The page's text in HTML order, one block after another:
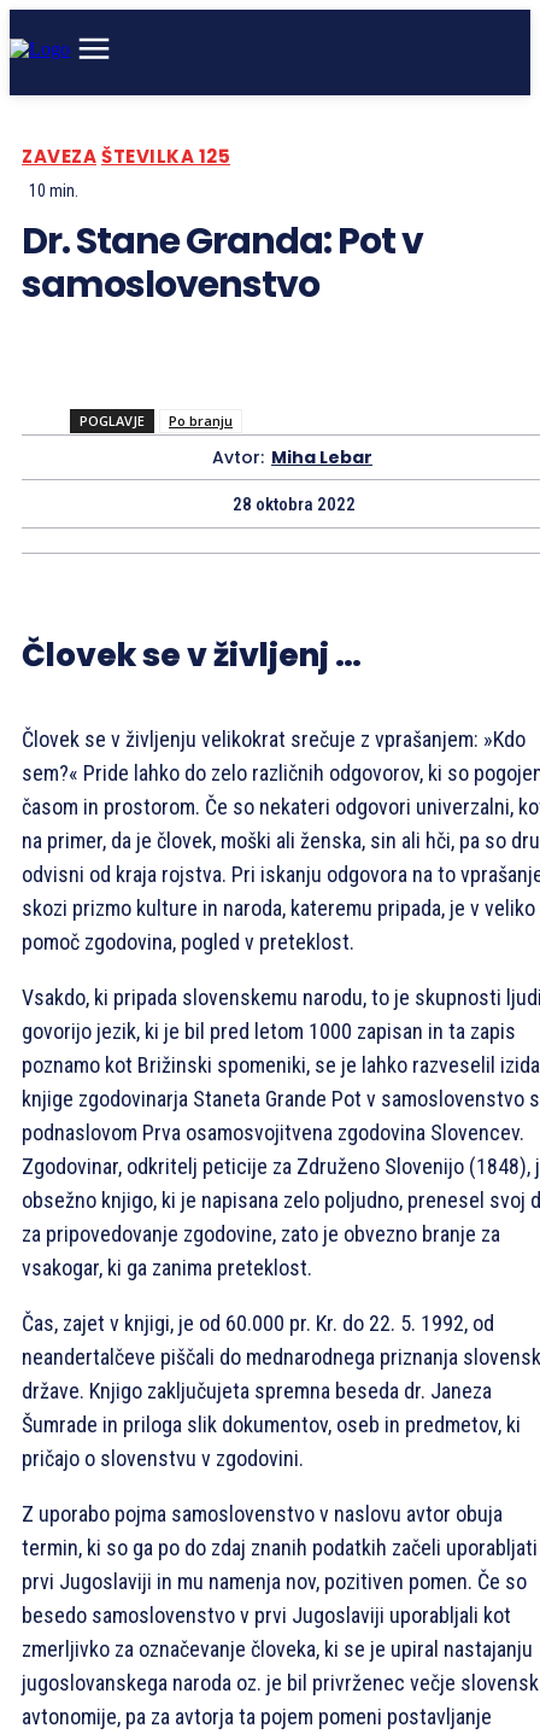
ZAVEZAŠTEVILKA 125
10 min.
Dr. Stane Granda: Pot v
samoslovenstvo
POGLAVJE Po branju
Avtor: Miha Lebar
28 oktobra 2022
Človek se v življenj …
Človek se v življenju velikokrat srečuje z vprašanjem: »Kdo
sem?« Pride lahko do zelo različnih odgovorov, ki so
časom in prostorom. Če so nekateri odgovori univerzalni,
na primer, da je človek, moški ali ženska, sin ali hči, pa so
odvisni od kraja rojstva. Pri iskanju odgovora na to
skozi prizmo kulture in naroda, kateremu pripada, je v veliko
pomoč zgodovina, pogled v preteklost.
Vsakdo, ki pripada slovenskemu narodu, to je skupnosti
govorijo jezik, ki je bil pred letom 1000 zapisan in ta zapis
poznamo kot Brižinski spomeniki, se je lahko razveselil izida
knjige zgodovinarja Staneta Grande Pot v samoslovenstvo s
podnaslovom Prva osamosvojitvena zgodovina Slovencev.
Zgodovinar, odkritelj peticije za Združeno Slovenijo (1848),
obsežno knjigo, ki je napisana zelo poljudno, prenesel svoj
za pripovedovanje zgodovine, zato je obvezno branje za
vsakogar, ki ga zanima preteklost.
Čas, zajet v knjigi, je od 60.000 pr. Kr. do 22. 5. 1992, od
neandertalčeve piščali do mednarodnega priznanja
države. Knjigo zaključujeta spremna beseda dr. Janeza
Šumrade in priloga slik dokumentov, oseb in predmetov, ki
pričajo o slovenstvu v zgodovini.
Z uporabo pojma samoslovenstvo v naslovu avtor obuja
termin, ki so ga po do zdaj znanih podatkih začeli
prvi Jugoslaviji in mu namenja nov, pozitiven pomen. Če so
besedo samoslovenstvo v prvi Jugoslaviji uporabljali kot
zmerljivko za označevanje človeka, ki se je upiral nastajanju
jugoslovanskega naroda oz. je bil privrženec večje
avtonomije, pa za avtorja ta pojem pomeni postavljanje